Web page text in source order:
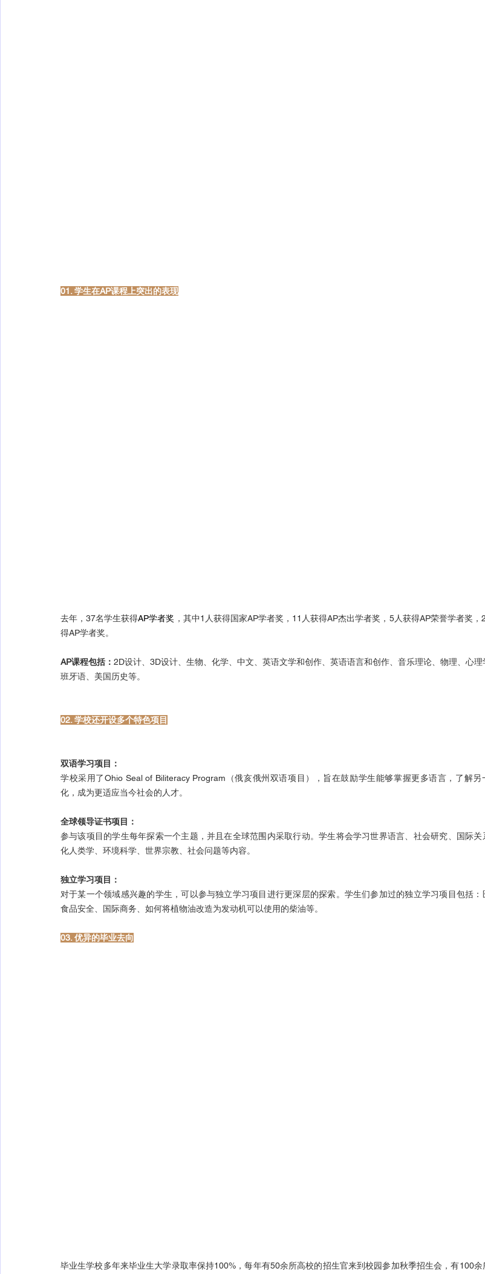
01. 学生在AP课程上突出的表现
去年，37名学生获得AP学者奖 ，其中1人获得国家AP学者奖，11人获得AP杰出学者奖，5人获得AP荣誉学者奖，
得AP学者奖。
AP课程包括： 2D设计、3D设计、生物、化学、中文、英语文学和创作、英语语言和创作、音乐理论、物理、心理
班牙语、美国历史等。
02. 学校还开设多个特色项目
双语学习项目：
学校采用了Ohio Seal of Biliteracy Program（俄亥俄州双语项目），旨在鼓励学生能够掌握更多语言，了解另
化，成为更适应当今社会的人才。
全球领导证书项目：
参与该项目的学生每年探索一个主题，并且在全球范围内采取行动。学生将会学习世界语言、社会研究、国际关
化人类学、环境科学、世界宗教、社会问题等内容。
独立学习项目：
对于某一个领域感兴趣的学生，可以参与独立学习项目进行更深层的探索。学生们参加过的独立学习项目包括：
食品安全、国际商务、如何将植物油改造为发动机可以使用的柴油等。
03. 优异的毕业去向
毕业生学校多年来毕业生大学录取率保持100%，每年有50余所高校的招生官来到校园参加秋季招生会，有100余